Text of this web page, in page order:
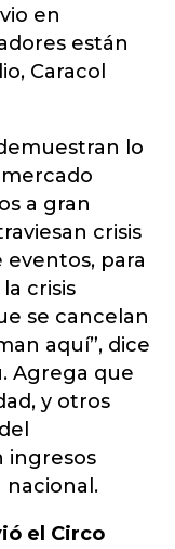
en
están
Caracol
lo
a gran
crisis
eventos, para
crisis
se cancelan
aquí”, dice
Agrega que
y otros
ingresos
nacional.
el Circo